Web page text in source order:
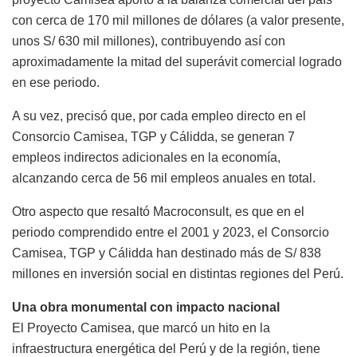
con cerca de 170 mil millones de dólares (a valor presente,
unos S/ 630 mil millones), contribuyendo así con
aproximadamente la mitad del superávit comercial logrado
en ese periodo.
A su vez, precisó que, por cada empleo directo en el
Consorcio Camisea, TGP y Cálidda, se generan 7
empleos indirectos adicionales en la economía,
alcanzando cerca de 56 mil empleos anuales en total.
Otro aspecto que resaltó Macroconsult, es que en el
periodo comprendido entre el 2001 y 2023, el Consorcio
Camisea, TGP y Cálidda han destinado más de S/ 838
millones en inversión social en distintas regiones del Perú.
Una obra monumental con impacto nacional
El Proyecto Camisea, que marcó un hito en la
infraestructura energética del Perú y de la región, tiene